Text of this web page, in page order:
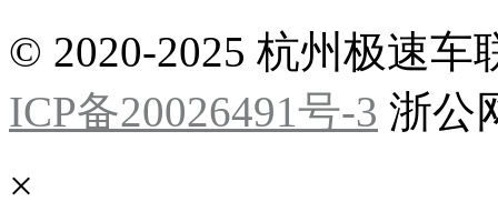
© 2020-2025 杭州极速
ICP备20026491号-3 浙公
×